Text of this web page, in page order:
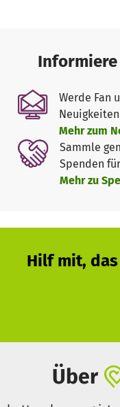
Psychosomatik, an
Menschen
den wöchentlichen
Museums
am Clementine-
die Auswertung
Erkrankungen
promovierten
Bastelmaterial
Werde Fan
Mehr zum
Sammle
Spenden
Mehr zu
Hilf mit,
Über